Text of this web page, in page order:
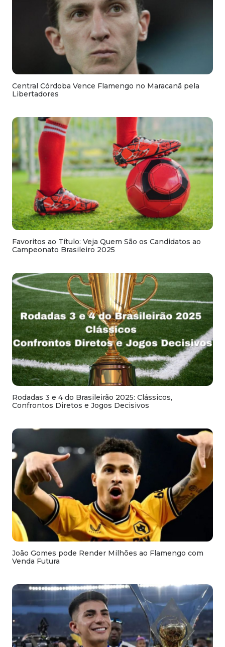
Central Córdoba Vence Flamengo no Maracanã pela
Libertadores
Favoritos ao Título: Veja Quem São os Candidatos ao
Campeonato Brasileiro 2025
Rodadas 3 e 4 do Brasileirão 2025: Clássicos,
Confrontos Diretos e Jogos Decisivos
João Gomes pode Render Milhões ao Flamengo com
Venda Futura